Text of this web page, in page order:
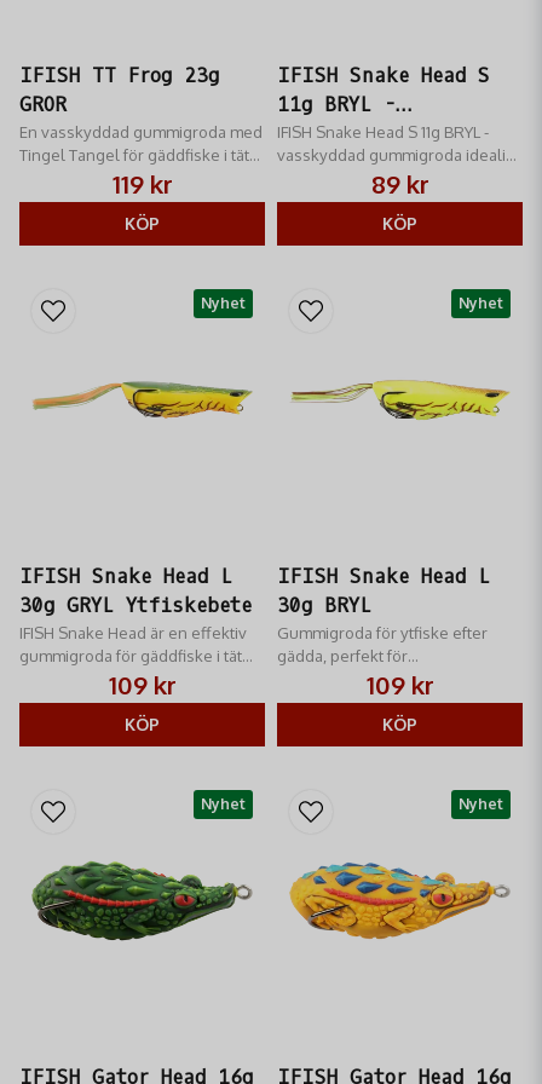
IFISH TT Frog 23g
GROR
En vasskyddad gummigroda med
Tingel Tangel för gäddfiske i tät
119 kr
KÖP
IFISH Snake Head S
11g BRYL -
Gummigroda för
ytfiske
IFISH Snake Head S 11g BRYL -
vasskyddad gummigroda idealisk
för gäddfiske i tät vegetation.
89 kr
KÖP
IFISH Snake Head L
30g GRYL Ytfiskebete
IFISH Snake Head är en effektiv
gummigroda för gäddfiske i tät
vegetation och grunda vatten.
109 kr
KÖP
Nyhet
IFISH Snake Head L
30g BRYL
Gummigroda för ytfiske efter
gädda, perfekt för
vegetationsrika vatten.
109 kr
KÖP
Nyhet
IFISH Gator Head 16g
Nyhet
IFISH Gator Head 16g
Nyhet